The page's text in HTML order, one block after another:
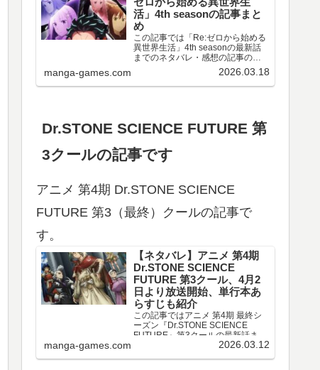
ゼロから始める異世界生
活」4th seasonの記事まと
め
この記事では「Re:ゼロから始める
異世界生活」4th seasonの最新話
までのネタバレ・感想の記事のリ
ンクや、情報などをまとめていま
す。アニメ 「Re:ゼロから始める異
世界生活」4th season 第67～77話
manga-games.com 2026.03.18
Dr.STONE SCIENCE FUTURE 第
3クールの記事です
アニメ 第4期 Dr.STONE SCIENCE
FUTURE 第3（最終）クールの記事で
す。
【ネタバレ】アニメ 第4期
Dr.STONE SCIENCE
FUTURE 第3クール、4月2
日より放送開始、単行本あ
らすじも紹介
この記事ではアニメ 第4期 最終シ
ーズン『Dr.STONE SCIENCE
FUTURE』第3クールの最新話まで
のネタバレ・感想、さらに単行本
manga-games.com 2026.03.12